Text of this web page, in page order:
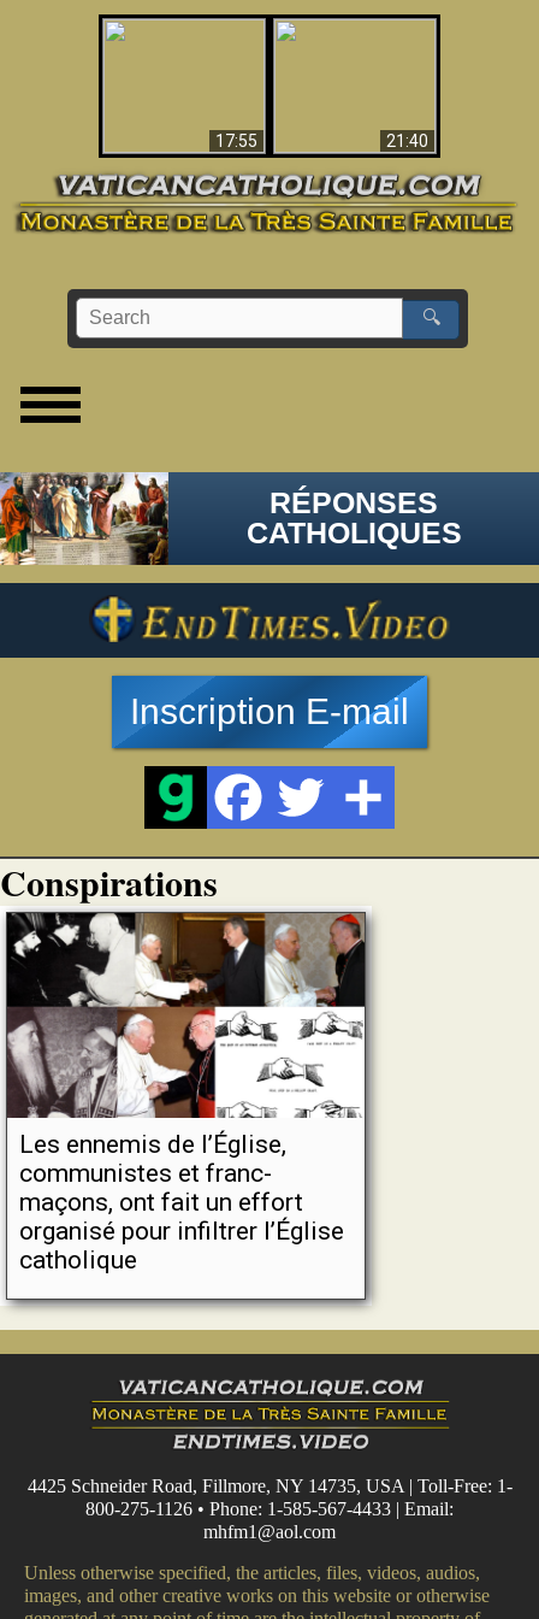
17:55
21:40
🔍
RÉPONSES
CATHOLIQUES
Inscription E-mail
Conspirations
Les ennemis de l’Église,
communistes et franc-
maçons, ont fait un effort
organisé pour infiltrer l’Église
catholique
4425 Schneider Road, Fillmore, NY 14735, USA | Toll-Free: 1-
800-275-1126 • Phone: 1-585-567-4433 | Email:
mhfm1@aol.com
Unless otherwise specified, the articles, files, videos, audios,
images, and other creative works on this website or otherwise